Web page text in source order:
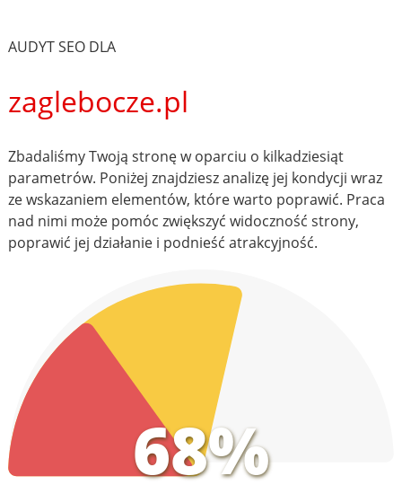
AUDYT SEO DLA
zaglebocze.pl
Zbadaliśmy Twoją stronę w oparciu o kilkadziesiąt
parametrów. Poniżej znajdziesz analizę jej kondycji wraz
ze wskazaniem elementów, które warto poprawić. Praca
nad nimi może pomóc zwiększyć widoczność strony,
poprawić jej działanie i podnieść atrakcyjność.
68%